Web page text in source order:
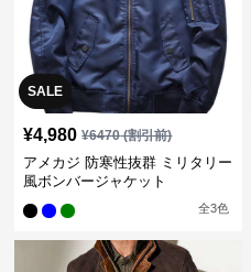
SALE
¥4,980 ¥6470(割引前)
アメカジ 防寒性抜群 ミリタリー
風ボンバージャケット
全3色